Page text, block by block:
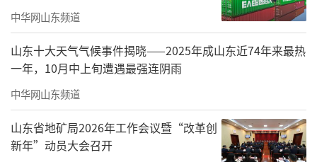
中华网山东频道
山东十大天气气候事件揭晓——2025年成山东近74年来最热
一年，10月中上旬遭遇最强连阴雨
中华网山东频道
山东省地矿局2026年工作会议暨“改革创
新年”动员大会召开